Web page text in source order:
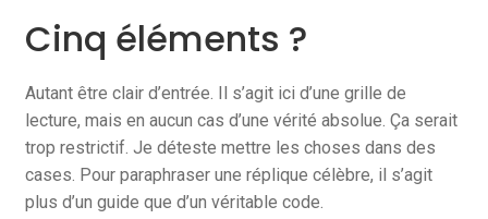
Cinq éléments ?
Autant être clair d’entrée. Il s’agit ici d’une grille de
lecture, mais en aucun cas d’une vérité absolue. Ça serait
trop restrictif. Je déteste mettre les choses dans des
cases. Pour paraphraser une réplique célèbre, il s’agit
plus d’un guide que d’un véritable code.